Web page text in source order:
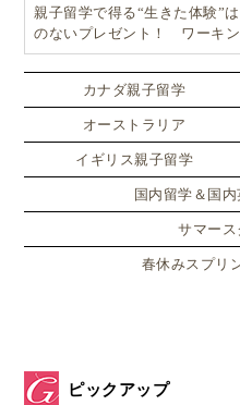
親子留学で得る“生きた体験”
のないプレゼント！ ワーキ
からはじめるオーストラリア
カナダ親子留学
オーストラリア
イギリス親子留学
国内留学＆国
サマー
春休みスプリ
ピックアップ